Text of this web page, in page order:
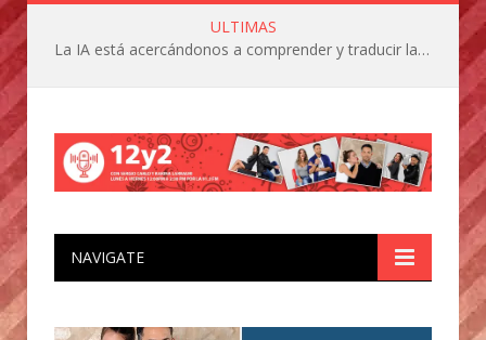
ULTIMAS
La IA está acercándonos a comprender y traducir las vocalizaciones y comportamientos de nuestras mascotas
NAVIGATE